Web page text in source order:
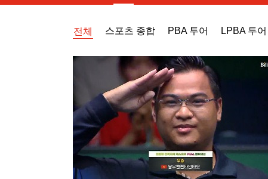
전체 스포츠 종합 PBA 투어 LPBA 투어